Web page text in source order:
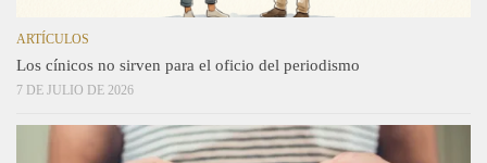
ARTÍCULOS
Los cínicos no sirven para el oficio del periodismo
7 DE JULIO DE 2026